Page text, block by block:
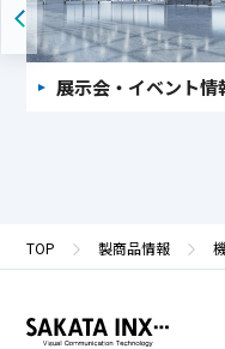
展示会・イベント情
TOP 製商品情報